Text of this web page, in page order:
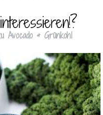
Avocado & Grünkohl